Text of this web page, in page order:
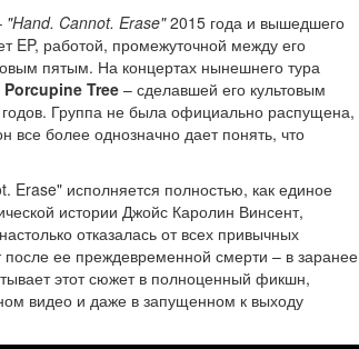
"Hand. Cannot. Erase"2015 года и вышедшего
EP, работой, промежуточной между его
пятым. На концертах нынешнего тура
Porcupine Tree – сделавшей его культовым
Группа не была официально распущена,
более однозначно дает понять, что
Erase" исполняется полностью, как единое
истории Джойс Каролин Винсент,
отказалась от всех привычных
после ее преждевременной смерти – в заранее
этот сюжет в полноценный фикшн,
видео и даже в запущенном к выходу